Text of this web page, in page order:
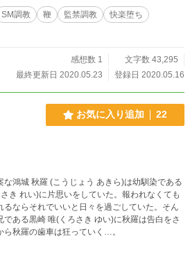
SM調教 鞭 監禁調教
快楽堕ち
感想数 1
文字数 43,295
最終更新日 2020.05.23
登録日 2020.05.16
お気に入り追加 22
な鴻城 秋羅 (こうじょう あきら)は幼馴染である
き れい)に片思いをしていた。報われなくても
るならそれでいいと日々を過ごしていた。そん
である黒崎 唯(くろさき ゆい)に秋羅は告白をさ
ら秋羅の歯車は狂っていく…。